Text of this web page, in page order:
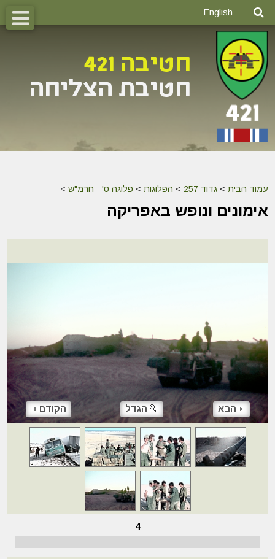
English
עמוד הבית >גדוד 257 > הפלוגות > פלוגה ס' - חרמ"ש >
אימונים ונופש באפריקה
הקודם הגדל הבא
4